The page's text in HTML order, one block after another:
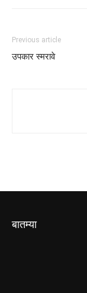
Previous article
उपकार स्मरावे
बातम्या